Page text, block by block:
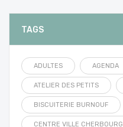
TAGS
ADULTES AGENDA
ATELIER DES PETITS
BISCUITERIE BURNOUF
CENTRE VILLE CHERBOURG